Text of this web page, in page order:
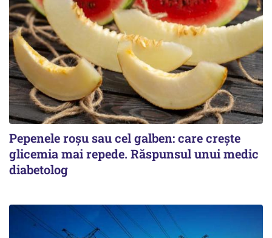
Pepenele roșu sau cel galben: care crește
glicemia mai repede. Răspunsul unui medic
diabetolog